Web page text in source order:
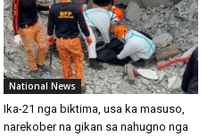
National News
Ika-21 nga biktima, usa ka masuso,
narekober na gikan sa nahugno nga